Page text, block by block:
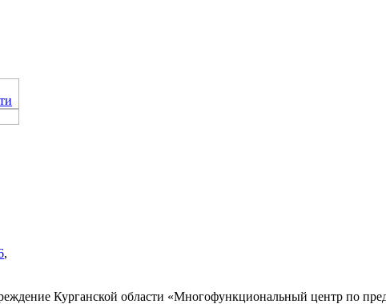
,
Курганской области «Многофункциональный центр по